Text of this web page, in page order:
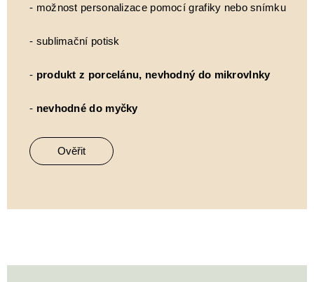
- možnost personalizace pomocí grafiky nebo snímku
- sublimační potisk
- produkt z porcelánu, nevhodný do mikrovlnky
- nevhodné do myčky
Ověřit